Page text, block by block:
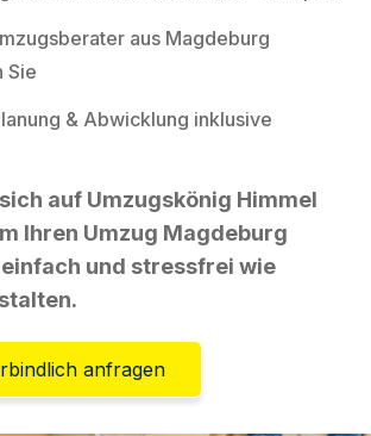
aus Magdeburg
Sie
& Abwicklung inklusive
auf Umzugskönig Himmel
Ihren Umzug Magdeburg
und stressfrei wie
anfragen